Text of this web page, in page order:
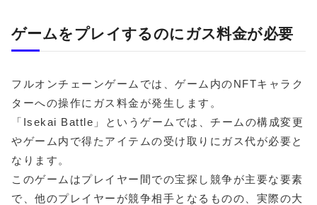
ゲームをプレイするのにガス料金が必要
フルオンチェーンゲームでは、ゲーム内のNFTキャラク
ターへの操作にガス料金が発生します。
「Isekai Battle」というゲームでは、チームの構成変更
やゲーム内で得たアイテムの受け取りにガス代が必要と
なります。
このゲームはプレイヤー間での宝探し競争が主要な要素
で、他のプレイヤーが競争相手となるものの、実際の大